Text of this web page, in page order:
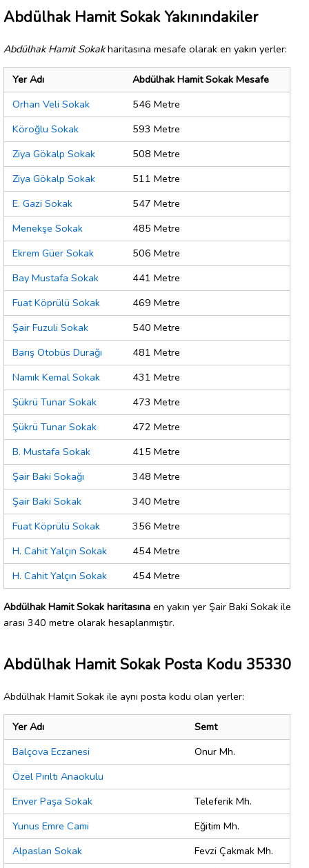
Abdülhak Hamit Sokak Yakınındakiler
Abdülhak Hamit Sokakharitasına mesafe olarak en yakın yerler:
Yer Adı
Abdülhak Hamit Sokak Mesafe
Orhan Veli Sokak
546 Metre
Köroğlu Sokak
593 Metre
Ziya Gökalp Sokak
508 Metre
Ziya Gökalp Sokak
511 Metre
E. Gazi Sokak
547 Metre
Menekşe Sokak
485 Metre
Ekrem Güer Sokak
506 Metre
Bay Mustafa Sokak
441 Metre
Fuat Köprülü Sokak
469 Metre
Şair Fuzuli Sokak
540 Metre
Barış Otobüs Durağı
481 Metre
Namık Kemal Sokak
431 Metre
Şükrü Tunar Sokak
473 Metre
Şükrü Tunar Sokak
472 Metre
B. Mustafa Sokak
415 Metre
Şair Baki Sokağı
348 Metre
Şair Baki Sokak
340 Metre
Fuat Köprülü Sokak
356 Metre
H. Cahit Yalçın Sokak
454 Metre
H. Cahit Yalçın Sokak
454 Metre
Abdülhak Hamit Sokak haritasına en yakın yer Şair Baki Sokak ile
arası 340 metre olarak hesaplanmıştır.
Abdülhak Hamit Sokak Posta Kodu 35330
Abdülhak Hamit Sokak ile aynı posta kodu olan yerler:
Yer Adı
Semt
Balçova Eczanesi
Onur Mh.
Özel Pırıltı Anaokulu
Enver Paşa Sokak
Teleferik Mh.
Yunus Emre Cami
Eğitim Mh.
Alpaslan Sokak
Fevzi Çakmak Mh.